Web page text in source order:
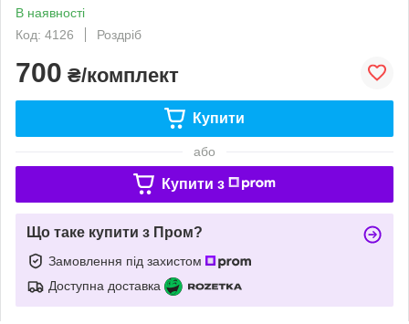
В наявності
Код: 4126
Роздріб
700 ₴/комплект
Купити
або
Купити з
Що таке купити з Пром?
Замовлення під захистом
Доступна доставка